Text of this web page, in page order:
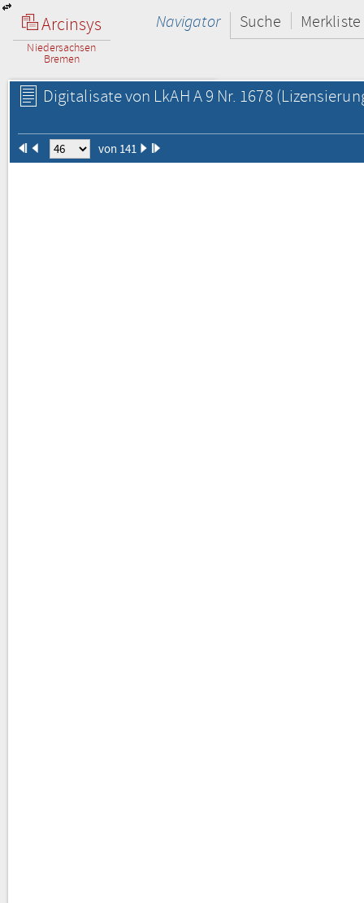
Arcinsys
Niedersachsen
Bremen
Navigator Suche Merkliste
Digitalisate von LkAH A 9 Nr. 1678
von 141